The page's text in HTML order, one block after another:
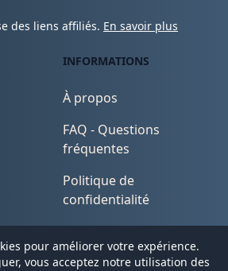
des liens affiliés. En savoir plus
INFORMATIONS
À propos
FAQ - Questions
fréquentes
Politique de
confidentialité
Conditions d'utilisation
pour améliorer votre expérience.
vous acceptez notre utilisation des